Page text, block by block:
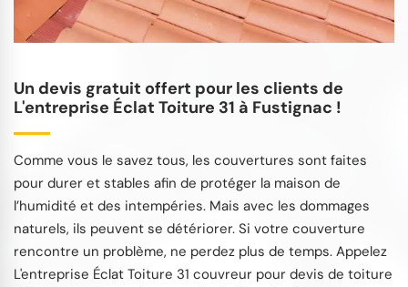
Un devis gratuit offert pour les clients de
L'entreprise Éclat Toiture 31 à Fustignac !
Comme vous le savez tous, les couvertures sont faites
pour durer et stables afin de protéger la maison de
l’humidité et des intempéries. Mais avec les dommages
naturels, ils peuvent se détériorer. Si votre couverture
rencontre un problème, ne perdez plus de temps. Appelez
L'entreprise Éclat Toiture 31 couvreur pour devis de toiture